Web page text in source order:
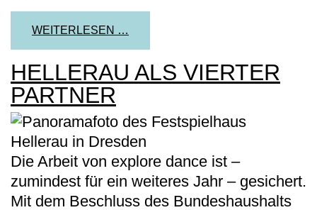
WEITERLESEN …
HELLERAU ALS VIERTER
PARTNER
Die Arbeit von explore dance ist –
zumindest für ein weiteres Jahr – gesichert.
Mit dem Beschluss des Bundeshaushalts